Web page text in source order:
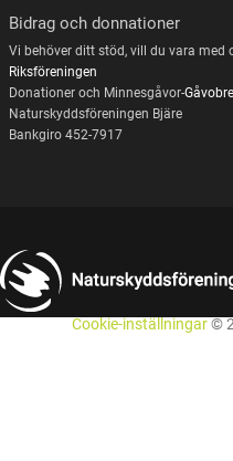
Bidrag och donnationer
Vi behöver ditt stöd, vill du vara med
Riksföreningen
Donationer och Minnesgåvor-
Naturskyddsföreningen Bjäre
Bankgiro 452-7917
Cookie-inställningar©